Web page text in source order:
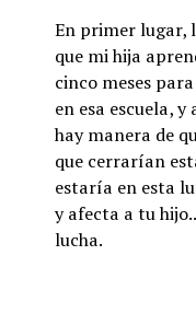
En primer lugar,
que mi hija
cinco meses
en esa escuela,
hay manera de
que cerrarían
estaría en esta
y afecta a tu
lucha.